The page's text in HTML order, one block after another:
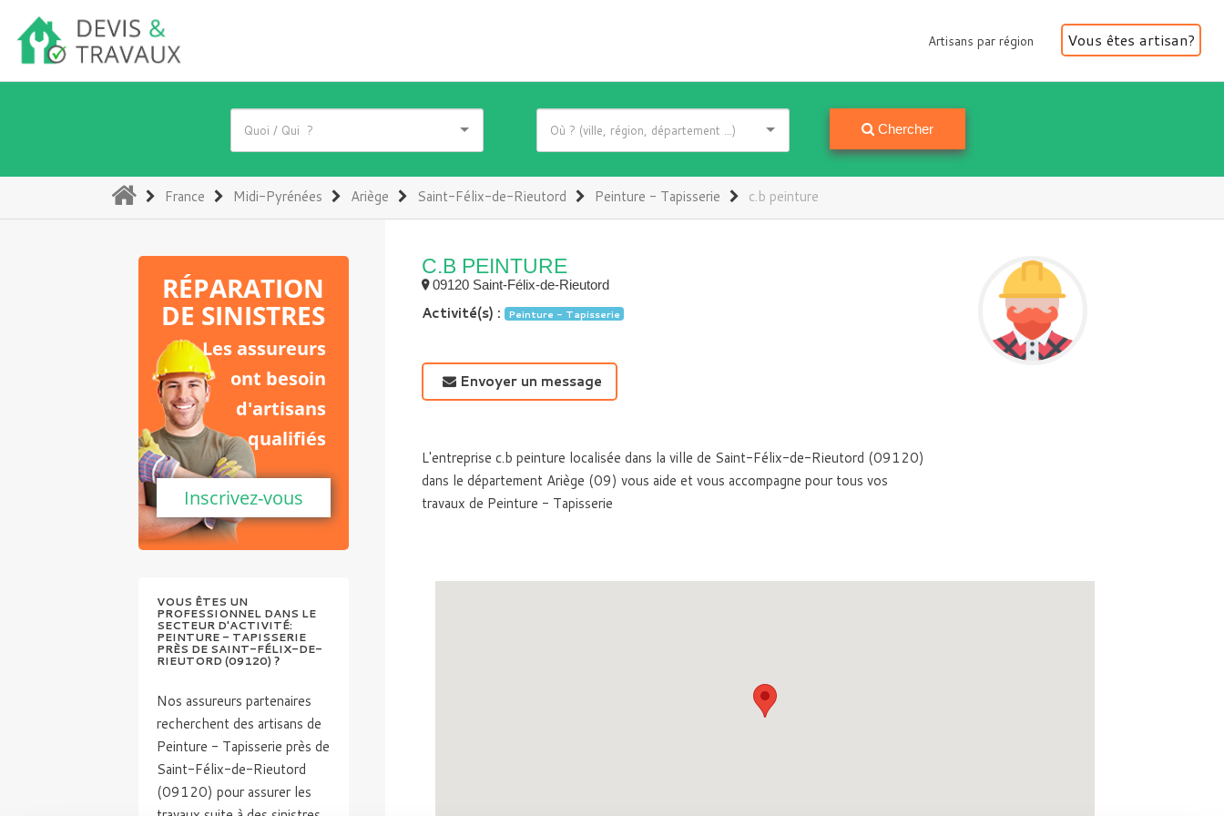
Artisans par région
Artisans par région Vous êtes artisan?
Chercher
(current)
France Midi-Pyrénées Ariège Saint-Félix-de-Rieutord Peinture - Tapisserie c.b peinture
C.B PEINTURE
09120 Saint-Félix-de-Rieutord
Activité(s) : Peinture - Tapisserie
Envoyer un message
L'entreprise c.b peinture localisée dans la ville de Saint-Félix-de-Rieutord (09120)
dans le département Ariège (09) vous aide et vous accompagne pour tous vos
travaux de Peinture - Tapisserie
RÉPARATION
DE SINISTRES
Les assureurs
ont besoin
d'artisans
qualifiés
Inscrivez-vous
VOUS ÊTES UN
PROFESSIONNEL DANS LE
SECTEUR D'ACTIVITÉ:
PEINTURE - TAPISSERIE
PRÈS DE SAINT-FÉLIX-DE-
RIEUTORD (09120) ?
Nos assureurs partenaires
recherchent des artisans de
Peinture - Tapisserie près de
Saint-Félix-de-Rieutord
(09120) pour assurer les